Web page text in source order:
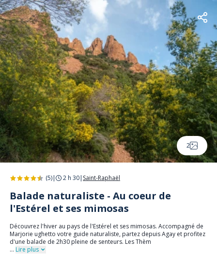
2
(5)| 2 h 30| Saint-Raphaël
Balade naturaliste - Au coeur de
l'Estérel et ses mimosas
Découvrez l'hiver au pays de l'Estérel et ses mimosas. Accompagné de
Marjorie ughetto votre guide naturaliste, partez depuis Agay et profitez
d'une balade de 2h30 pleine de senteurs. Les Thèm
... Lire plus